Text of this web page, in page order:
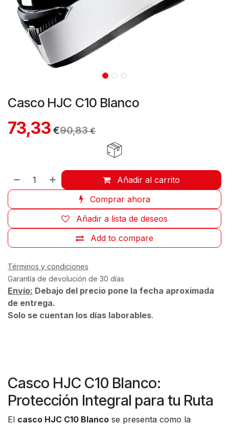
Casco HJC C10 Blanco
73,33 €90,83€
Añadir al carrito
Comprar ahora
Add to compare
Añadir a lista de deseos
Términos y condiciones
Garantía de devolución de 30 días
Envío: Debajo del precio pone la fecha aproximada
de entrega.
Solo se cuentan los días laborables.
Casco HJC C10 Blanco:
Protección Integral para tu Ruta
El casco HJC C10 Blanco se presenta como la